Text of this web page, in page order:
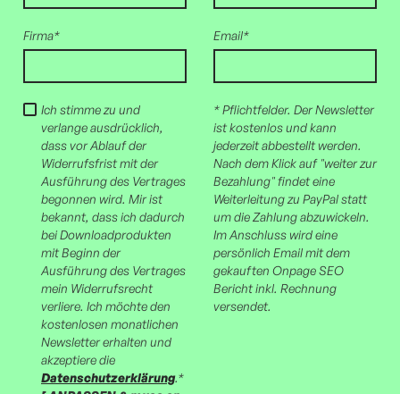
Firma* Email*
Ich stimme zu und
verlange ausdrücklich,
dass vor Ablauf der
Widerrufsfrist mit der
Ausführung des Vertrages
begonnen wird. Mir ist
bekannt, dass ich dadurch
bei Downloadprodukten
mit Beginn der
Ausführung des Vertrages
mein Widerrufsrecht
verliere. Ich möchte den
kostenlosen monatlichen
Newsletter erhalten und
akzeptiere die
Datenschutzerklärung.*
* Pflichtfelder. Der Newsletter
ist kostenlos und kann
jederzeit abbestellt werden.
Nach dem Klick auf "weiter zur
Bezahlung" findet eine
Weiterleitung zu PayPal statt
um die Zahlung abzuwickeln.
Im Anschluss wird eine
persönlich Email mit dem
gekauften Onpage SEO
Bericht inkl. Rechnung
versendet.